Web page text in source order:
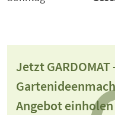
Jetzt GARDOMAT
Angebot einholen